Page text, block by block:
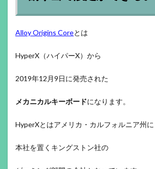
Alloy Origins Coreとは
HyperX（ハイパーX）から
2019年12月9日に発売された
メカニカルキーボードになります。
HyperXとはアメリカ・カルフォルニア州に
本社を置くキングストン社の